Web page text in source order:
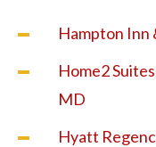
Hampton Inn
Home2
MD
Hyatt